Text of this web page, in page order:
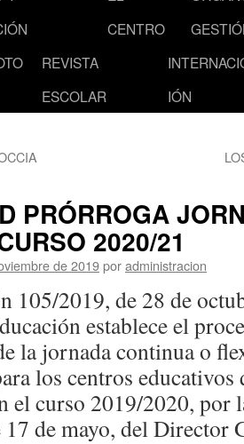
CENTRO
REVISTA
ESCOLAR
IÓN
PRÓRROGA
2020/21
de 2019poradministracion
105/2019, de 28 de
establece el
la jornada continua o
los centros educativos
el curso 2019/2020, por
de mayo, del Director